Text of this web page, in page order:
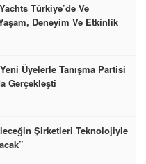
Türkiye’de Ve
Deneyim Ve Etkinlik
Üyelerle Tanışma Partisi
Gerçekleşti
Şirketleri Teknolojiyle